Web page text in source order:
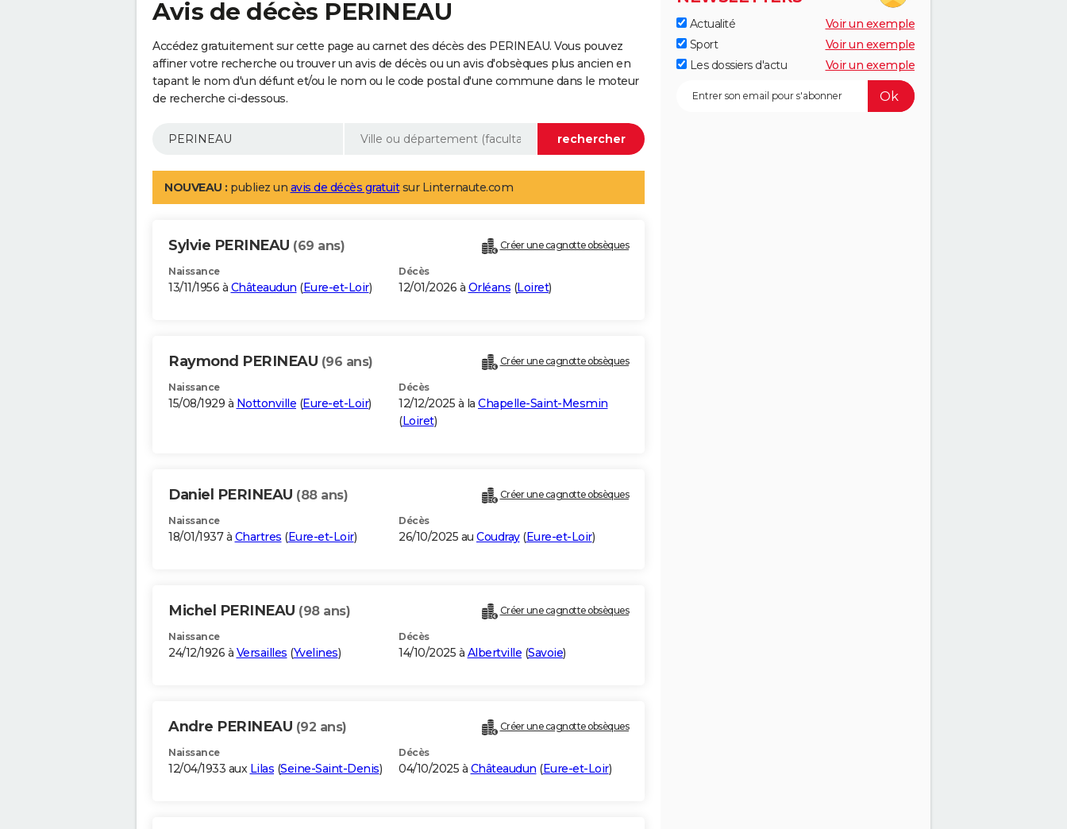
Avis de décès PERINEAU
Accédez gratuitement sur cette page au carnet des décès des PERINEAU. Vous pouvez
affiner votre recherche ou trouver un avis de décès ou un avis d'obsèques plus ancien en
tapant le nom d'un défunt et/ou le nom ou le code postal d'une commune dans le moteur
de recherche ci-dessous.
NOUVEAU : publiez un avis de décès gratuitsur Linternaute.com
Sylvie PERINEAU (69 ans) Créer une cagnotte obsèques
Naissance
13/11/1956 à Châteaudun (Eure-et-Loir)
Décès
12/01/2026 à Orléans (Loiret)
Raymond PERINEAU (96 ans) Créer une cagnotte obsèques
Naissance
15/08/1929 à Nottonville (Eure-et-Loir)
Décès
12/12/2025 à la Chapelle-Saint-Mesmin
(Loiret)
Daniel PERINEAU (88 ans) Créer une cagnotte obsèques
Naissance
18/01/1937 à Chartres (Eure-et-Loir)
Décès
26/10/2025 au Coudray(Eure-et-Loir)
Michel PERINEAU (98 ans) Créer une cagnotte obsèques
Naissance
24/12/1926 à Versailles (Yvelines)
Décès
14/10/2025 à Albertville (Savoie)
Andre PERINEAU (92 ans) Créer une cagnotte obsèques
Naissance
12/04/1933 aux Lilas (Seine-Saint-Denis)
Décès
04/10/2025 à Châteaudun (Eure-et-Loir)
Actualité
Voir un exemple
Sport
Voir un exemple
Les dossiers d'actu
Voir un exemple